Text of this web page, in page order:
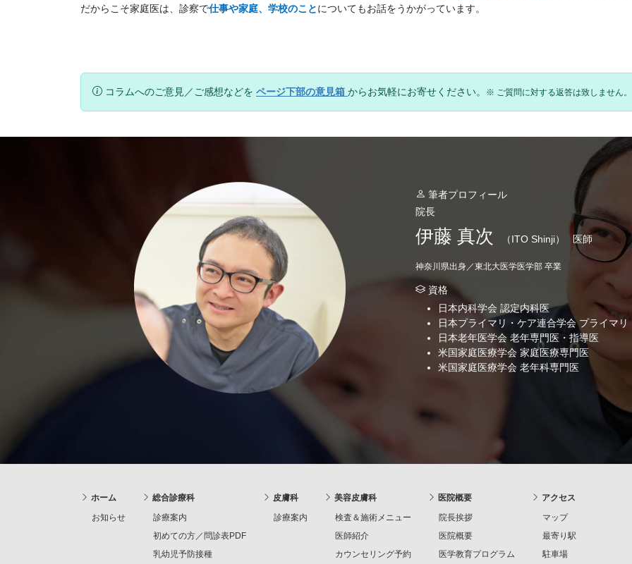
だからこそ家庭医は、診察で仕事や家庭、学校のことについてもお話をうかがっています。
コラムへのご意見／ご感想などを ページ下部の意見箱 からお気軽にお寄せください。 ※ ご質問に対する返答は致しません。
筆者プロフィール
院長
伊藤 真次 （ITO Shinji） 医師
神奈川県出身／東北大医学医学部 卒業
資格
日本内科学会 認定内科医
日本プライマリ・ケア連合学会 プライマ
日本老年医学会 老年専門医・指導医
米国家庭医療学会 家庭医療専門医
米国家庭医療学会 老年科専門医
ホーム
お知らせ
総合診療科
診療案内
初めての方／問診表PDF
乳幼児予防接種
皮膚科
診療案内
美容皮膚科
検査＆施術メニュー
医師紹介
カウンセリング予約
医院概要
院長挨拶
医院概要
医学教育プログラム
アクセス
マップ
最寄り駅
駐車場